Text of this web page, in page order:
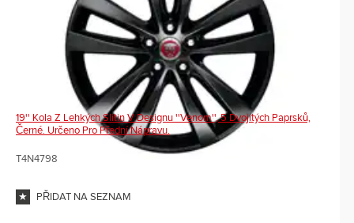
19'' Kola Z Lehkých Slitin V Designu ''Venom'', 5 Dvojitých Paprsků,
Černé. Určeno Pro Přední Nápravu.
T4N4798
PŘIDAT NA SEZNAM